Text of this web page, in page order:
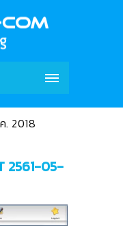
. 2018
2561-05-